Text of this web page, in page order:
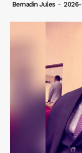
Bernadin Jules -